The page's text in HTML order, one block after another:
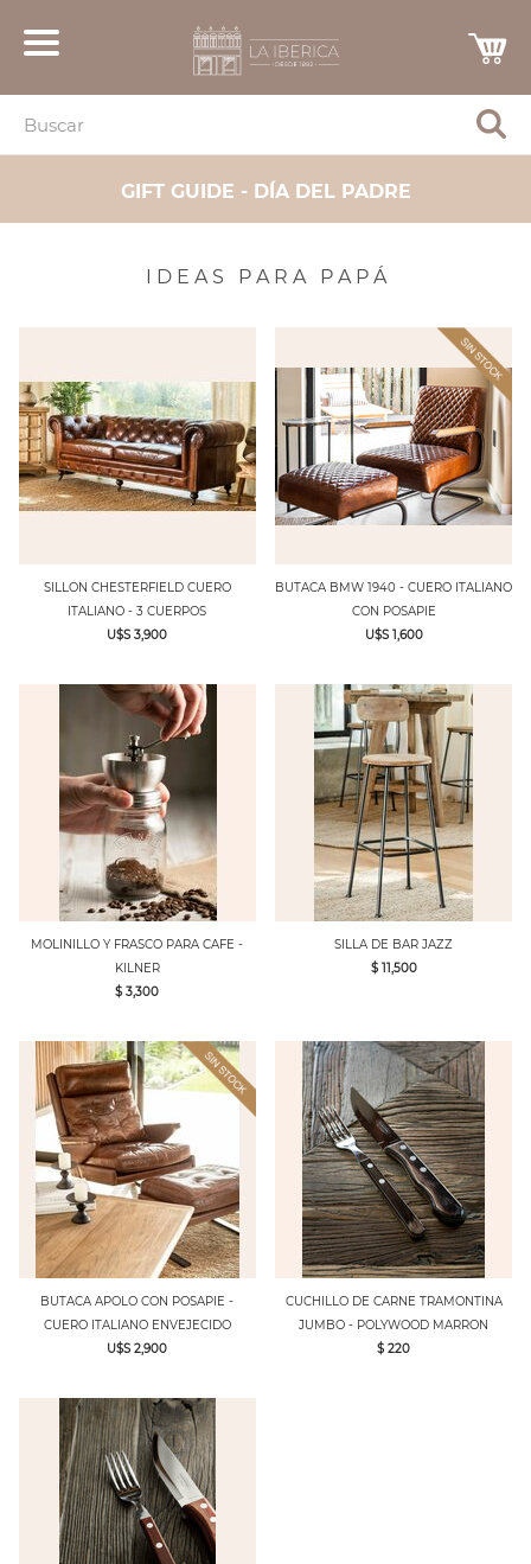
GIFT GUIDE - DÍA DEL PADRE
I D E A S P A R A P A P Á
SILLON CHESTERFIELD CUERO
ITALIANO - 3 CUERPOS
U$S 3,900
BUTACA BMW 1940 - CUERO ITALIANO
CON POSAPIE
U$S 1,600
MOLINILLO Y FRASCO PARA CAFE -
KILNER
$ 3,300
SILLA DE BAR JAZZ
$ 11,500
BUTACA APOLO CON POSAPIE -
CUERO ITALIANO ENVEJECIDO
U$S 2,900
CUCHILLO DE CARNE TRAMONTINA
JUMBO - POLYWOOD MARRON
$ 220